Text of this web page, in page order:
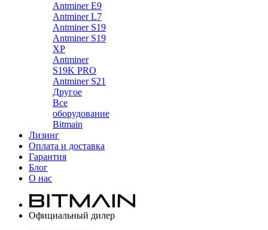
Antminer E9
Antminer L7
Antminer S19
Antminer S19
XP
Antminer
S19K PRO
Antminer S21
Другое
Все
оборудование
Bitmain
Лизинг
Оплата и доставка
Гарантия
Блог
О нас
Официальный дилер